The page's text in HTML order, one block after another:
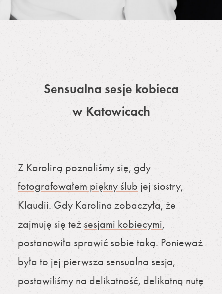
Sensualna sesje kobieca
w Katowicach
Z Karoliną poznaliśmy się, gdy
fotografowałem piękny ślub jej siostry,
Klaudii. Gdy Karolina zobaczyła, że
zajmuję się też sesjami kobiecymi,
postanowiła sprawić sobie taką. Ponieważ
była to jej pierwsza sensualna sesja,
postawiliśmy na delikatność, delikatną nutę